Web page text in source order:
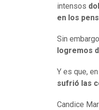
intensos
en los
Sin
logremos
Y es que,
sufrió las
Candice